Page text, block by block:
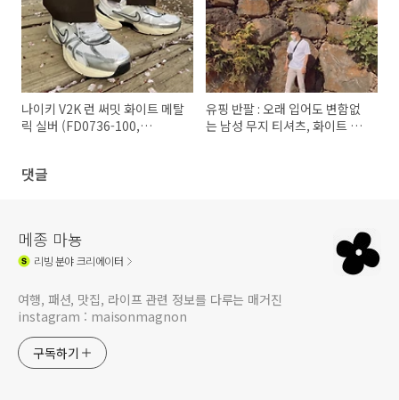
나이키 V2K 런 써밋 화이트 메탈
릭 실버 (FD0736-100,
유핑 반팔 : 오래 입어도 변함없
는 남성 무지 티셔츠, 화이트 라
댓글
메종 마뇽
리빙분야 크리에이터
여행, 패션, 맛집, 라이프 관련 정보를 다루는 매거진
instagram : maisonmagnon
구독하기